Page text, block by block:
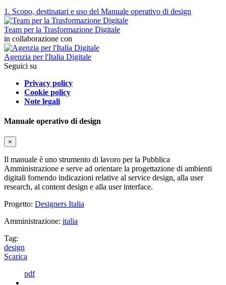
1. Scopo, destinatari e uso del Manuale operativo di design
Team per la Trasformazione Digitale
in collaborazione con
Agenzia per l'Italia Digitale
Seguici su
Privacy policy
Cookie policy
Note legali
Manuale operativo di design
×
Il manuale è uno strumento di lavoro per la Pubblica
Amministrazione e serve ad orientare la progettazione di ambienti
digitali fornendo indicazioni relative al service design, alla user
research, al content design e alla user interface.
Progetto: Designers Italia
Amministrazione: italia
Tag:
design
Scarica
pdf